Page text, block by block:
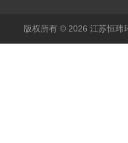
版权所有 © 2026 江苏恒玮